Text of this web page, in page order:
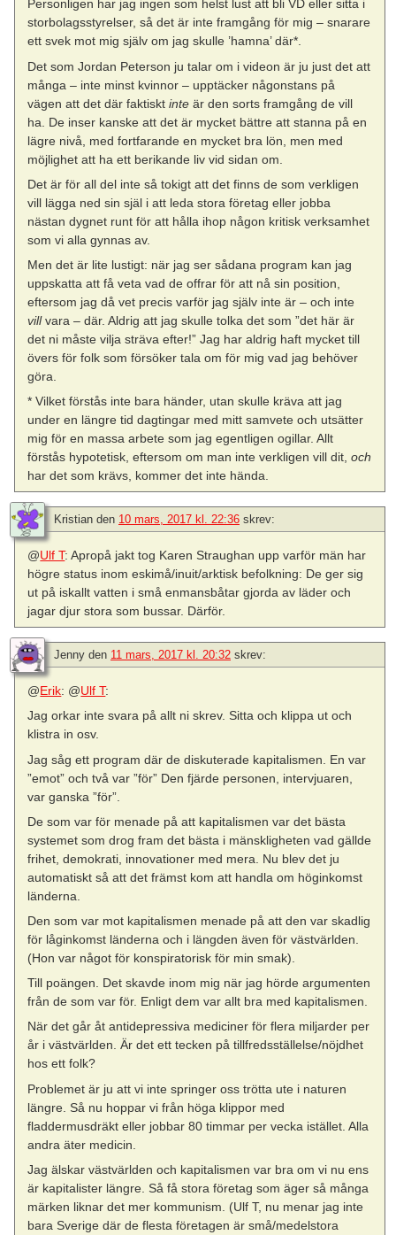
Personligen har jag ingen som helst lust att bli VD eller sitta i
storbolagsstyrelser, så det är inte framgång för mig – snarare
ett svek mot mig själv om jag skulle ’hamna’ där*.
Det som Jordan Peterson ju talar om i videon är ju just det att
många – inte minst kvinnor – upptäcker någonstans på
vägen att det där faktisktinte är den sorts framgång de vill
ha. De inser kanske att det är mycket bättre att stanna på en
lägre nivå, med fortfarande en mycket bra lön, men med
möjlighet att ha ett berikande liv vid sidan om.
Det är för all del inte så tokigt att det finns de som verkligen
vill lägga ned sin själ i att leda stora företag eller jobba
nästan dygnet runt för att hålla ihop någon kritisk verksamhet
som vi alla gynnas av.
Men det är lite lustigt: när jag ser sådana program kan jag
uppskatta att få veta vad de offrar för att nå sin position,
eftersom jag då vet precis varför jag själv inte är – och inte
villvara – där. Aldrig att jag skulle tolka det som ”det här är
det ni måste vilja sträva efter!” Jag har aldrig haft mycket till
övers för folk som försöker tala om för mig vad jag behöver
göra.
* Vilket förstås inte bara händer, utan skulle kräva att jag
under en längre tid dagtingar med mitt samvete och utsätter
mig för en massa arbete som jag egentligen ogillar. Allt
förstås hypotetisk, eftersom om man inte verkligen vill dit,och
har det som krävs, kommer det inte hända.
Kristian den 10 mars, 2017 kl. 22:36 skrev:
@Ulf T: Apropå jakt tog Karen Straughan upp varför män har
högre status inom eskimå/inuit/arktisk befolkning: De ger sig
ut på iskallt vatten i små enmansbåtar gjorda av läder och
jagar djur stora som bussar. Därför.
Jenny den 11 mars, 2017 kl. 20:32 skrev:
@Erik: @Ulf T:
Jag orkar inte svara på allt ni skrev. Sitta och klippa ut och
klistra in osv.
Jag såg ett program där de diskuterade kapitalismen. En var
”emot” och två var ”för” Den fjärde personen, intervjuaren,
var ganska ”för”.
De som var för menade på att kapitalismen var det bästa
systemet som drog fram det bästa i mänskligheten vad gällde
frihet, demokrati, innovationer med mera. Nu blev det ju
automatiskt så att det främst kom att handla om höginkomst
länderna.
Den som var mot kapitalismen menade på att den var skadlig
för låginkomst länderna och i längden även för västvärlden.
(Hon var något för konspiratorisk för min smak).
Till poängen. Det skavde inom mig när jag hörde argumenten
från de som var för. Enligt dem var allt bra med kapitalismen.
När det går åt antidepressiva mediciner för flera miljarder per
år i västvärlden. Är det ett tecken på tillfredsställelse/nöjdhet
hos ett folk?
Problemet är ju att vi inte springer oss trötta ute i naturen
längre. Så nu hoppar vi från höga klippor med
fladdermusdräkt eller jobbar 80 timmar per vecka istället. Alla
andra äter medicin.
Jag älskar västvärlden och kapitalismen var bra om vi nu ens
är kapitalister längre. Så få stora företag som äger så många
märken liknar det mer kommunism. (Ulf T, nu menar jag inte
bara Sverige där de flesta företagen är små/medelstora